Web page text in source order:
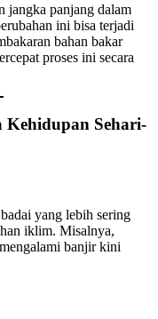
jangka panjang dalam
ini bisa terjadi
bahan bakar
proses ini secara
Sehari-
yang lebih sering
iklim. Misalnya,
banjir kini